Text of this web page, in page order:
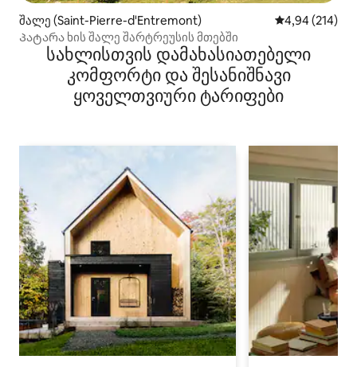
შალე (Saint-Pierre-d'Entremont) საშუალო
4,94 (214)
Პატარა ხის შალე შარტრეუსის მთებში
სახლისთვის დამახასიათებელი
კომფორტი და შესანიშნავი
ყოველთვიური ტარიფები